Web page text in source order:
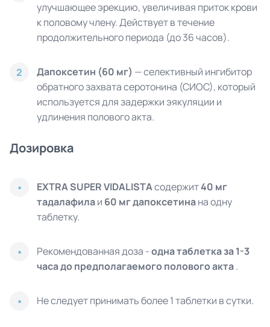
улучшающее эрекцию, увеличивая приток крови
к половому члену. Действует в течение
продолжительного периода (до 36 часов).
2 Дапоксетин (60 мг) — селективный ингибитор
обратного захвата серотонина (СИОС), который
используется для задержки эякуляции и
удлинения полового акта.
Дозировка
EXTRA SUPERVIDALISTAсодержит40 мг
тадалафилаи 60 мг дапоксетинана одну
таблетку.
Рекомендованная доза -одна таблетка за 1-3
часа до предполагаемого полового акта.
Не следует принимать более 1 таблетки в сутки.